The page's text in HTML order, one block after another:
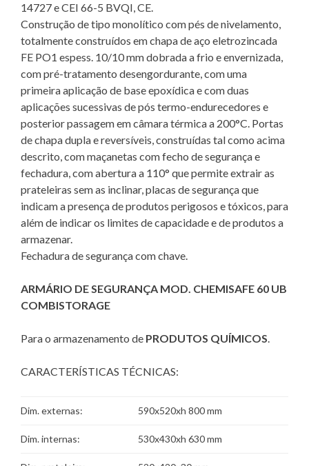
14727 e CEI 66-5 BVQI, CE.
Construção de tipo monolítico com pés de nivelamento,
totalmente construídos em chapa de aço eletrozincada
FE PO1 espess. 10/10 mm dobrada a frio e envernizada,
com pré-tratamento desengordurante, com uma
primeira aplicação de base epoxídica e com duas
aplicações sucessivas de pós termo-endurecedores e
posterior passagem em câmara térmica a 200°C. Portas
de chapa dupla e reversíveis, construídas tal como acima
descrito, com maçanetas com fecho de segurança e
fechadura, com abertura a 110° que permite extrair as
prateleiras sem as inclinar, placas de segurança que
indicam a presença de produtos perigosos e tóxicos, para
além de indicar os limites de capacidade e de produtos a
armazenar.
Fechadura de segurança com chave.
ARMÁRIO DE SEGURANÇA MOD. CHEMISAFE 60 UB
COMBISTORAGE
Para o armazenamento de PRODUTOS QUÍMICOS.
CARACTERÍSTICAS TÉCNICAS:
Dim. externas: 590x520xh 800 mm
Dim. internas: 530x430xh 630 mm